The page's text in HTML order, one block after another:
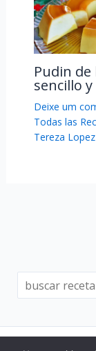
Pudin de
sencillo
Deixe um
Todas las
Tereza Lopez